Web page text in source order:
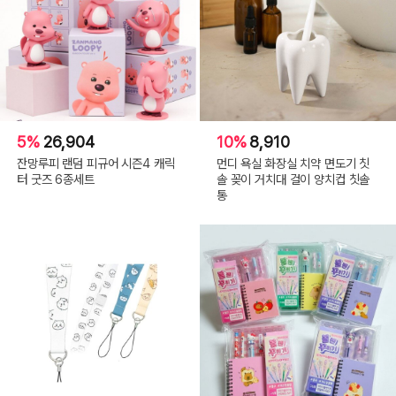
5% 26,904
잔망루피 랜덤 피규어 시즌4 캐릭
터 굿즈 6종세트
10%8,910
먼디 욕실 화장실 치약 면도기 칫
솔 꽂이 거치대 걸이 양치컵 칫솔
통